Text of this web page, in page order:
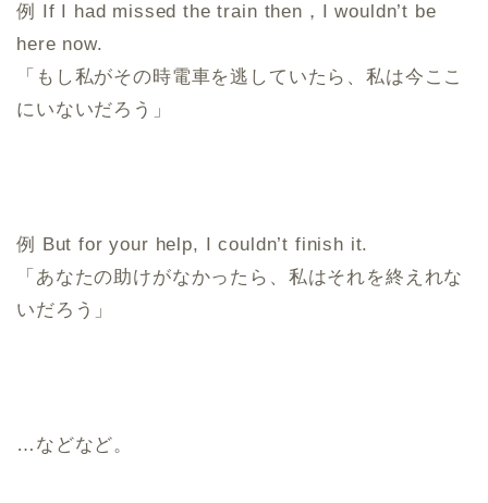
例 If I had missed the train then，I wouldn’t be
here now.
「もし私がその時電車を逃していたら、私は今ここ
にいないだろう」
例 But for your help, I couldn’t finish it.
「あなたの助けがなかったら、私はそれを終えれな
いだろう」
…などなど。